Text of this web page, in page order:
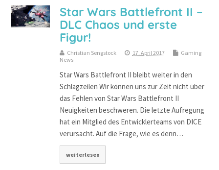
Star Wars Battlefront II –
DLC Chaos und erste
Figur!
Christian Sengstock 17. April 2017
Gaming
News
Star Wars Battlefront II bleibt weiter in den
Schlagzeilen Wir können uns zur Zeit nicht über
das Fehlen von Star Wars Battlefront II
Neuigkeiten beschweren. Die letzte Aufregung
hat ein Mitglied des Entwicklerteams von DICE
verursacht. Auf die Frage, wie es denn…
weiterlesen